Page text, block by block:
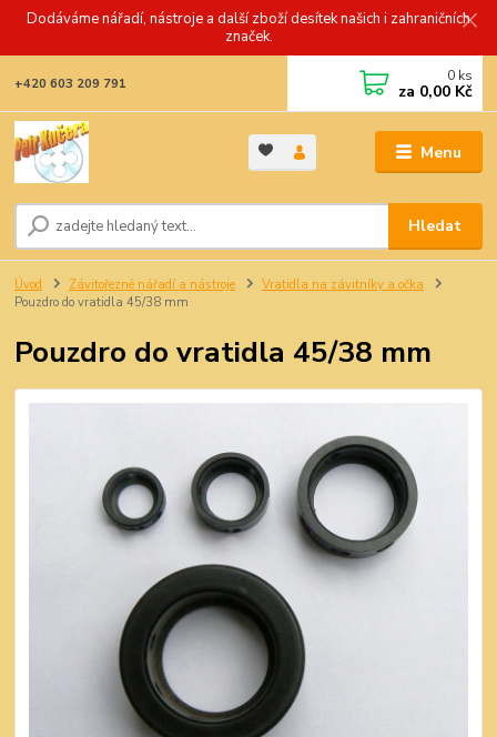
Dodáváme nářadí, nástroje a další zboží desítek našich i zahraničních
značek.
Menu
Hledat
+420 603 209 791 0 ks
za 0,00 Kč
Úvod Závitořezné nářadí a nástroje
Vratidla na závitníky a očka
Pouzdro do vratidla 45/38 mm
Pouzdro do vratidla 45/38 mm